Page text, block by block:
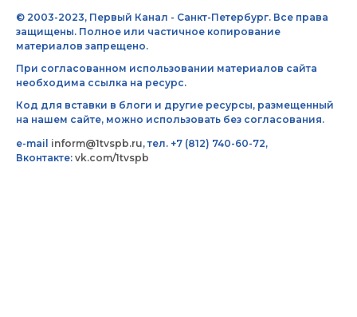
© 2003-2023, Первый Канал - Санкт-Петербург. Все права
защищены. Полное или частичное копирование
материалов запрещено.
При согласованном использовании материалов сайта
необходима ссылка на ресурс.
Код для вставки в блоги и другие ресурсы, размещенный
на нашем сайте, можно использовать без согласования.
e-mail inform@1tvspb.ru, тел. +7 (812) 740-60-72,
Вконтакте: vk.com/1tvspb